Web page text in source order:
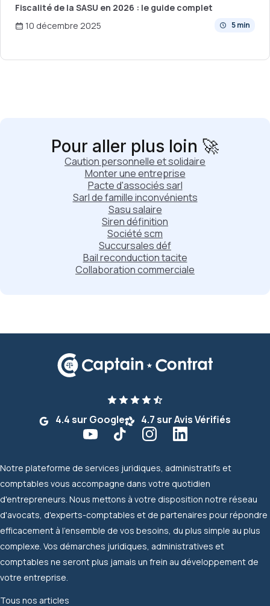
Fiscalité de la SASU en 2026 : le guide complet
5 min
10 décembre 2025
Pour aller plus loin 🚀
Caution personnelle et solidaire
Monter une entreprise
Pacte d'associés sarl
Sarl de famille inconvénients
Sasu salaire
Siren définition
Société scm
Succursales déf
Bail reconduction tacite
Collaboration commerciale
4.4 sur Google 4.7 sur Avis Vérifiés
Notre plateforme de services juridiques, administratifs et
comptables vous accompagne dans votre quotidien
d'entrepreneurs. Nous mettons à votre disposition notre réseau
d'avocats, d'experts-comptables et de partenaires pour répondre
efficacement à l'ensemble de vos besoins, du plus simple au plus
complexe. Vos démarches juridiques, administratives et
comptables ne seront plus jamais un frein au développement de
votre entreprise.
Tous nos articles